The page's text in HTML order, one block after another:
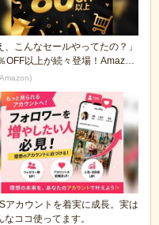
、こんなセールやってたの？」
OFF以上が続々登場！Amazon
気が...
アカウントを着実に成長。実は
なココ使ってます。